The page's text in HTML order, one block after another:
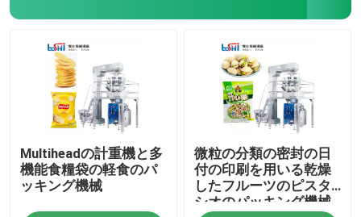
Multiheadの計重機と多
機能食糧袋の軽食のパ
ッキング機械
微粒の分類の密封の日
付の印刷を用いる乾燥
したフルーツのピスタ
シオのパッキング機械